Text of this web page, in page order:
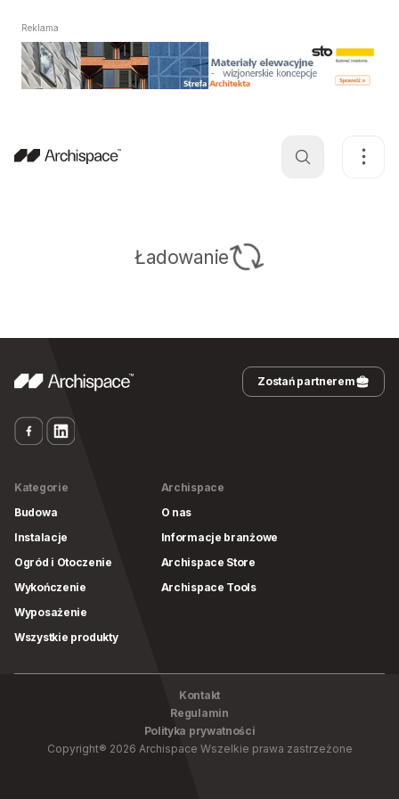
Reklama
Ładowanie
Zostań partnerem
Kategorie
Budowa
Instalacje
Ogród i Otoczenie
Wykończenie
Wyposażenie
Wszystkie produkty
Archispace
O nas
Informacje branżowe
Archispace Store
Archispace Tools
Kontakt
Regulamin
Polityka prywatności
Copyright® 2026 Archispace Wszelkie prawa zastrzeżone